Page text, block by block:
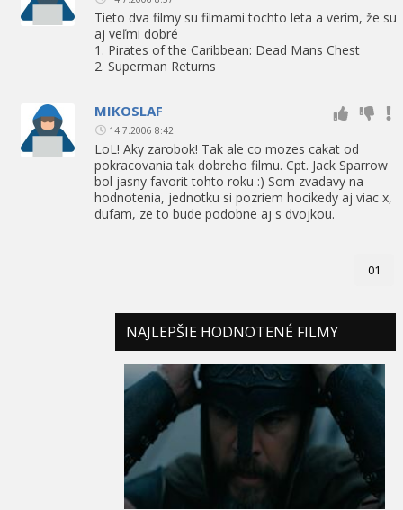
Tieto dva filmy su filmami tochto leta a verím, že su
aj veľmi dobré
1. Pirates of the Caribbean: Dead Mans Chest
2. Superman Returns
MIKOSLAF
14.7.2006 8:42
LoL! Aky zarobok! Tak ale co mozes cakat od
pokracovania tak dobreho filmu. Cpt. Jack Sparrow
bol jasny favorit tohto roku :) Som zvadavy na
hodnotenia, jednotku si pozriem hocikedy aj viac x,
dufam, ze to bude podobne aj s dvojkou.
01
NAJLEPŠIE HODNOTENÉ FILMY